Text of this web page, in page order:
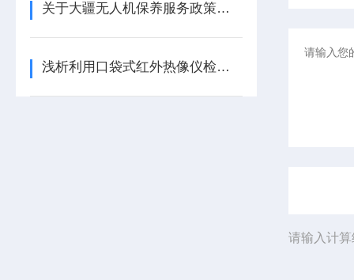
关于大疆无人机保养服务政策，你了解多少
浅析利用口袋式红外热像仪检测地暖的步骤
请输入计